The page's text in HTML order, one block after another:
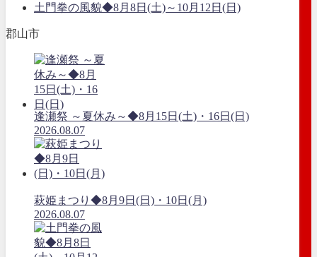
土門拳の風貌◆8月8日(土)～10月12日(日)
郡山市
逢瀬祭 ～夏休み～◆8月15日(土)・16日(日)
2026.08.07
萩姫まつり◆8月9日(日)・10日(月)
2026.08.07